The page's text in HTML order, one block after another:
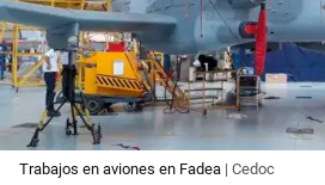
Trabajos en aviones en Fadea | Cedoc